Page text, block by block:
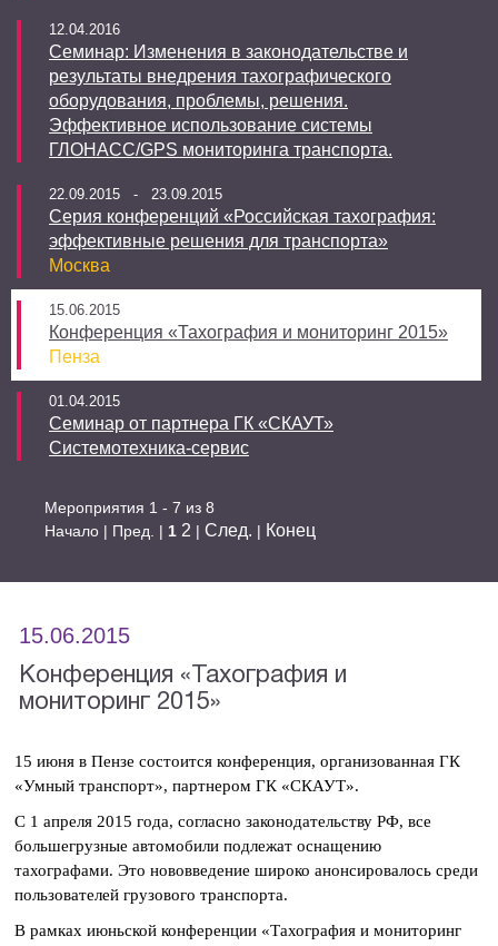
12.04.2016
Семинар: Изменения в законодательстве и
результаты внедрения тахографического
оборудования, проблемы, решения.
Эффективное использование системы
ГЛОНАСС/GPS мониторинга транспорта.
22.09.2015 - 23.09.2015
Серия конференций «Российская тахография:
эффективные решения для транспорта»
Москва
15.06.2015
Конференция «Тахография и мониторинг 2015»
Пенза
01.04.2015
Семинар от партнера ГК «СКАУТ»
Системотехника-сервис
Мероприятия 1 - 7 из 8
Начало | Пред. | 1 2 | След. | Конец
15.06.2015
Конференция «Тахография и
мониторинг 2015»
15 июня в Пензе состоится конференция, организованная ГК
«Умный транспорт», партнером ГК «СКАУТ».
С 1 апреля 2015 года, согласно законодательству РФ, все
большегрузные автомобили подлежат оснащению
тахографами. Это нововведение широко анонсировалось среди
пользователей грузового транспорта.
В рамках июньской конференции «Тахография и мониторинг